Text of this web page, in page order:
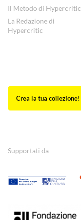
Il Metodo di Hypercritic
La Redazione di
Hypercritic
Supportati da